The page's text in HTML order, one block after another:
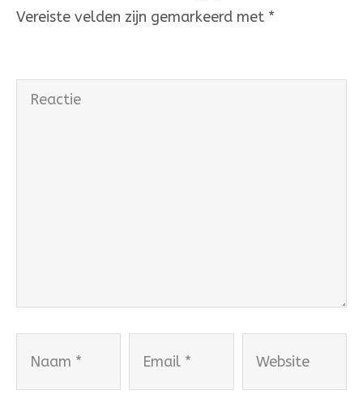
Vereiste velden zijn gemarkeerd met *
Reactie